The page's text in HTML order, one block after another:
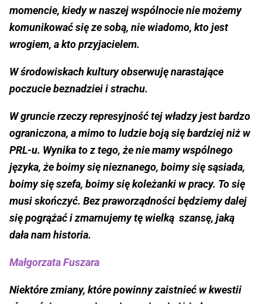
momencie, kiedy w naszej wspólnocie nie możemy
komunikować się ze sobą, nie wiadomo, kto jest
wrogiem, a kto przyjacielem.
W środowiskach kultury obserwuję narastające
poczucie beznadziei i strachu.
W gruncie rzeczy represyjność tej władzy jest bardzo
ograniczona, a mimo to ludzie boją się bardziej niż w
PRL-u. Wynika to z tego, że nie mamy wspólnego
języka, że boimy się nieznanego, boimy się sąsiada,
boimy się szefa, boimy się koleżanki w pracy. To się
musi skończyć. Bez praworządności będziemy dalej
się pogrążać i zmarnujemy tę wielką szansę, jaką
dała nam historia.
Małgorzata Fuszara
Niektóre zmiany, które powinny zaistnieć w kwestii